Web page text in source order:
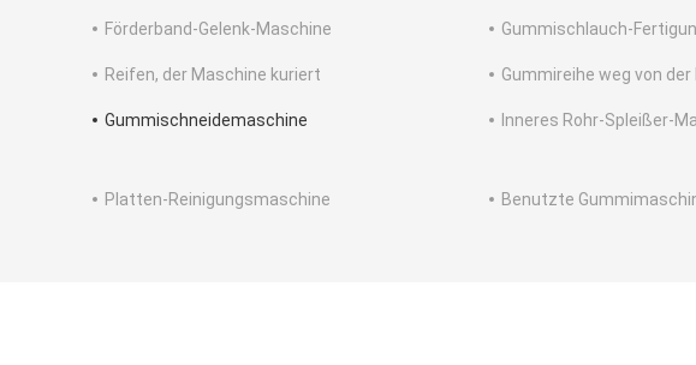
Förderband-Gelenk-Maschine Gummischlauch-
Reifen, der Maschine kuriert Gummireihe weg von
Gummischneidemaschine Inneres Rohr-Spleißer-
Platten-Reinigungsmaschine Benutzte